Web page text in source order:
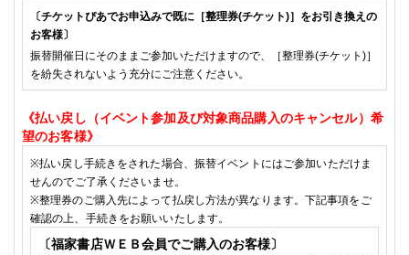
〔チケットぴあでお申込みで既に［整理券(チケット)］をお引き換えの
お客様〕
振替開催日にそのままご参加いただけますので、［整理券(チケット )］
を紛失されないよう充分にご注意ください。
《払い戻し（イベント参加及び対象商品購入のキャンセル）希
望のお客様》
※払い戻し手続きをされた場合、振替イベントにはご参加いただけま
せんのでご了承くださいませ。
※整理券のご購入先によって払戻し方法が異なります。下記事項をご
確認の上、手続きをお願いいたします。
〔福家書店ＷＥＢ会員でご購入のお客様〕